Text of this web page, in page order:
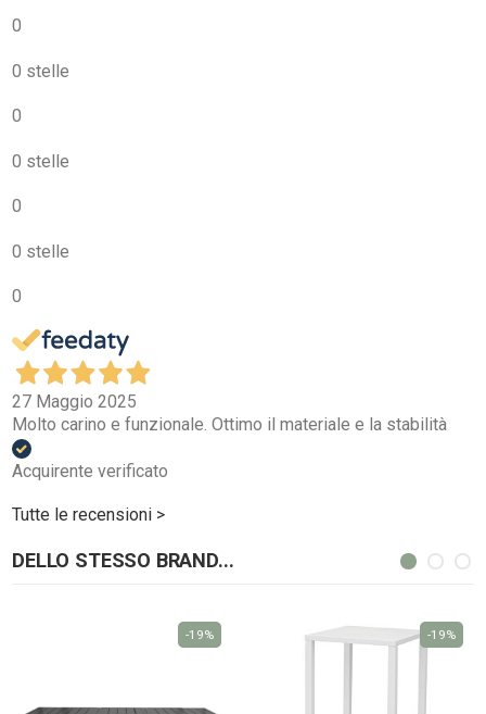
0
0 stelle
0
0 stelle
0
0 stelle
0
27 Maggio 2025
Molto carino e funzionale. Ottimo il materiale e la stabilità
Acquirente verificato
Tutte le recensioni >
DELLO STESSO BRAND...
-19% -19%